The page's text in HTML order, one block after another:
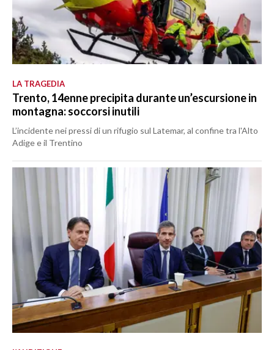
LA TRAGEDIA
Trento, 14enne precipita durante un’escursione in
montagna: soccorsi inutili
L’incidente nei pressi di un rifugio sul Latemar, al confine tra l'Alto
Adige e il Trentino